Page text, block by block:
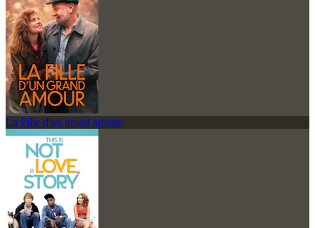
La Fille d'un grand amour